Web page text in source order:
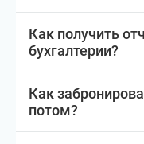
Как получить
бухгалтерии?
Как
потом?